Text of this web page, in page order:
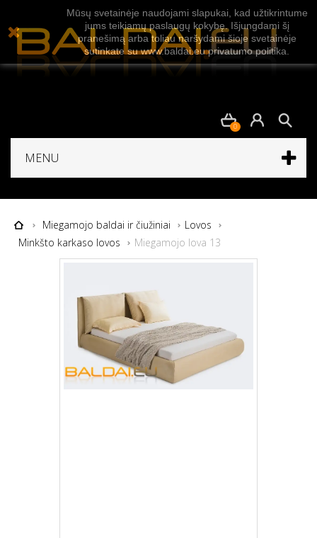
0
MENU
Miegamojo baldai ir čiužiniai
Lovos
Minkšto karkaso lovos
Miegamojo lova 13
Mūsų svetainėje naudojami slapukai, kad užtikrintume
jums teikiamų paslaugų kokybę. Išjungdami šį
pranešimą arba toliau naršydami šioje svetainėje
sutinkate su www.baldai.eu privatumo politika.